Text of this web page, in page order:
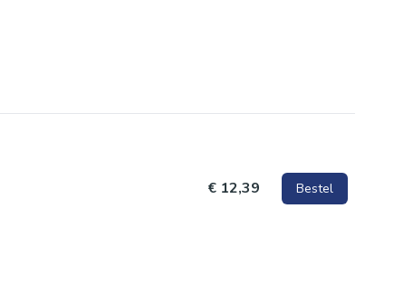
€ 12,39 Bestel